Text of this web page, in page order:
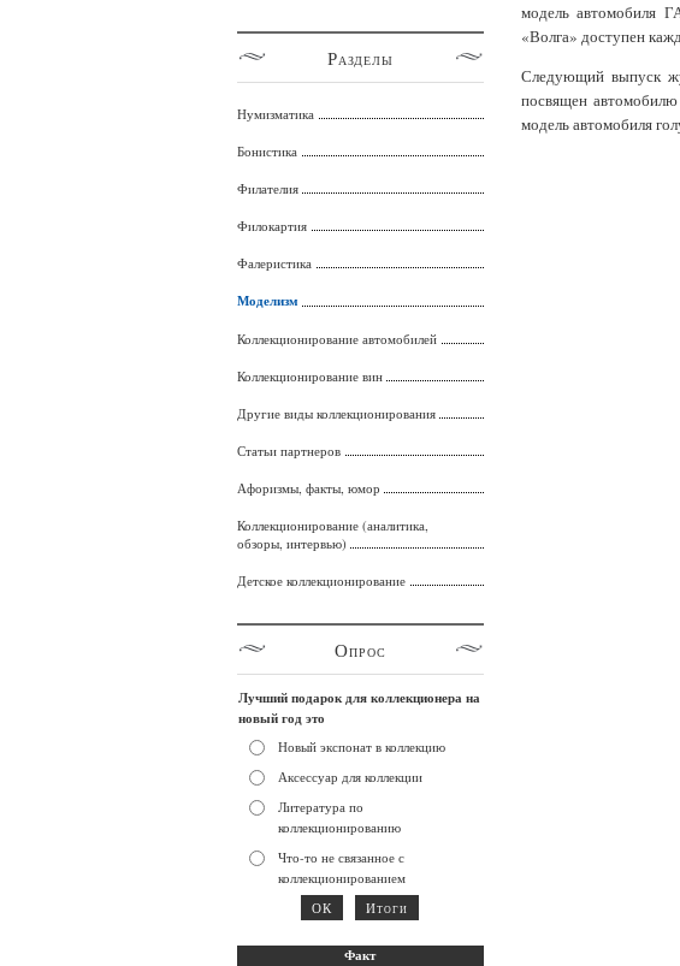
модель автомобиля
«Волга» доступен
Следующий выпуск
посвящен
модель автомобиля
Разделы
Нумизматика
Бонистика
Филателия
Филокартия
Фалеристика
Моделизм
Коллекционирование автомобилей
Коллекционирование вин
Другие виды коллекционирования
Статьи партнеров
Афоризмы, факты, юмор
Коллекционирование (аналитика,
обзоры, интервью)
Детское коллекционирование
Опрос
Лучший подарок для коллекционера на
новый год это
Новый экспонат в коллекцию
Аксессуар для коллекции
Литература по
коллекционированию
Что-то не связанное с
коллекционированием
Факт